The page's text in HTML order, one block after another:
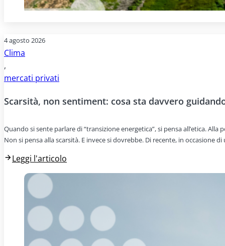
4 agosto 2026
Clima
,
mercati privati
Scarsità, non sentiment: cosa sta davvero
Quando si sente parlare di “transizione energetica”, si pensa all’etica.
Non si pensa alla scarsità. E invece si dovrebbe. Di recente, in
Leggi l'articolo